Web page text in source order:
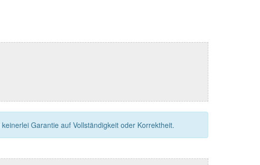
Garantie auf Vollständigkeit oder Korrektheit.